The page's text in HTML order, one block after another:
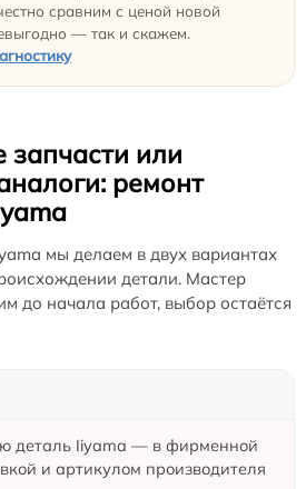
сравним с ценой новой
— так и скажем.
или
ремонт
мы делаем в двух вариантах
детали. Мастер
до начала работ, выбор остаётся
деталь Iiyama — в фирменной
и артикулом производителя